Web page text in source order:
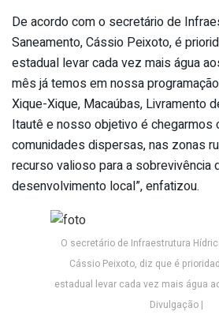
De acordo com o secretário de
Saneamento, Cássio Peixoto, é
estadual levar cada vez mais água
mês já temos em nossa
Xique-Xique, Macaúbas, Livramento
Itautê e nosso objetivo é chegarmos
comunidades dispersas, nas zonas
recurso valioso para a sobrevivência
desenvolvimento local”, enfatizou.
O secretário de Infraestrutura
Cássio Peixoto, diz que é
estadual levar cada vez mais água
Divulgação |